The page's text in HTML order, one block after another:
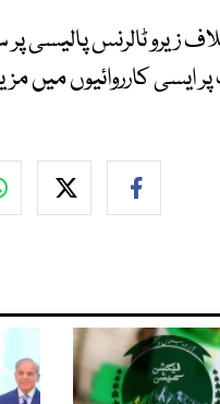
ٹالرنس پالیسی
ایسی کارروائیوں میں